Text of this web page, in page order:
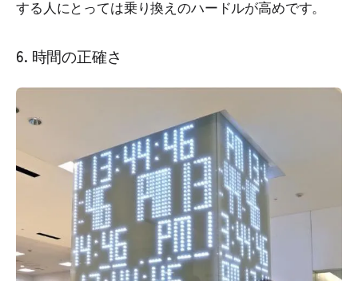
する人にとっては乗り換えのハードルが高めです。
6. 時間の正確さ